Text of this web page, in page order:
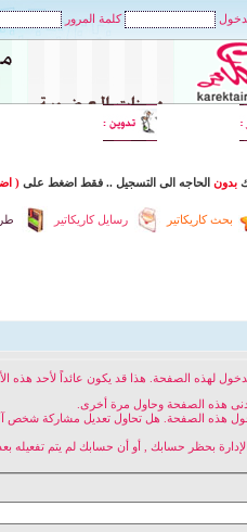
كلمة المرور
بدون الحاجه الى التسجيل .. فقط اضغط على (
رسايل كاريكاتير بحث كاريكاتير
لهذه الصفحة. هذا قد يكون عائداً لأحد هذه
هذه الصفحة وحاول مرة أخرى.
هذه الصفحة. هل تحاول تعديل مشاركة شخص
بحظر حسابك , أو أن حسابك لم يتم تفعيله بعد.